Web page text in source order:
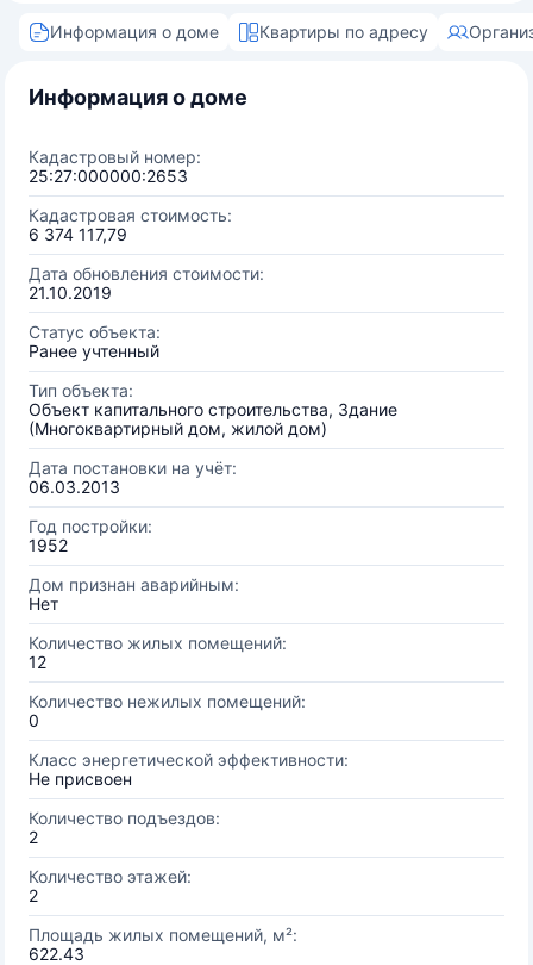
Информация о доме Квартиры по адресу
Информация о доме
Кадастровый номер:
25:27:000000:2653
Кадастровая стоимость:
6 374 117,79
Дата обновления стоимости:
21.10.2019
Статус объекта:
Ранее учтенный
Тип объекта:
Объект капитального строительства, Здание
(Многоквартирный дом, жилой дом)
Дата постановки на учёт:
06.03.2013
Год постройки:
1952
Дом признан аварийным:
Нет
Количество жилых помещений:
12
Количество нежилых помещений:
0
Класс энергетической эффективности:
Не присвоен
Количество подъездов:
2
Количество этажей:
2
Площадь жилых помещений, м²:
622.43